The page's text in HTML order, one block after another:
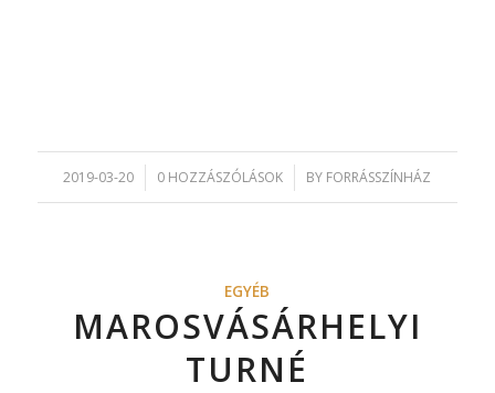
2019-03-20
/ 0 HOZZÁSZÓLÁSOK
/ BY FORRÁSSZÍNHÁZ
EGYÉB
MAROSVÁSÁRHELYI
TURNÉ